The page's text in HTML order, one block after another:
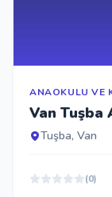
ANAOKULU VE
Van Tuşba
Tuşba, Van
(0)